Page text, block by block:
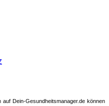
auf Dein-Gesundheitsmanager.de können